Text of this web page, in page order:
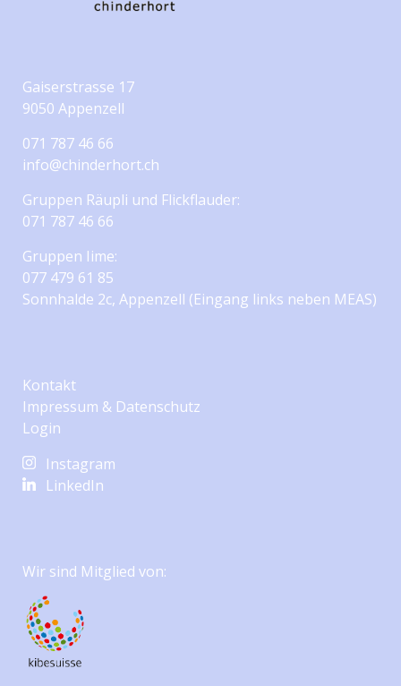
Gaiserstrasse 17
9050 Appenzell
071 787 46 66
info@chinderhort.ch
Gruppen Räupli und Flickflauder:
071 787 46 66
Gruppen Iime:
077 479 61 85
Sonnhalde 2c, Appenzell (Eingang links neben MEAS)
Kontakt
Impressum & Datenschutz
Login
Instagram
LinkedIn
Wir sind Mitglied von: